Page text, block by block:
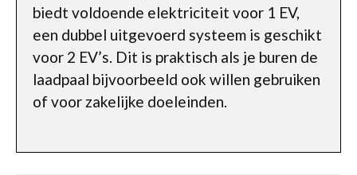
biedt voldoende elektriciteit voor 1 EV,
een dubbel uitgevoerd systeem is geschikt
voor 2 EV’s. Dit is praktisch als je buren de
laadpaal bijvoorbeeld ook willen gebruiken
of voor zakelijke doeleinden.